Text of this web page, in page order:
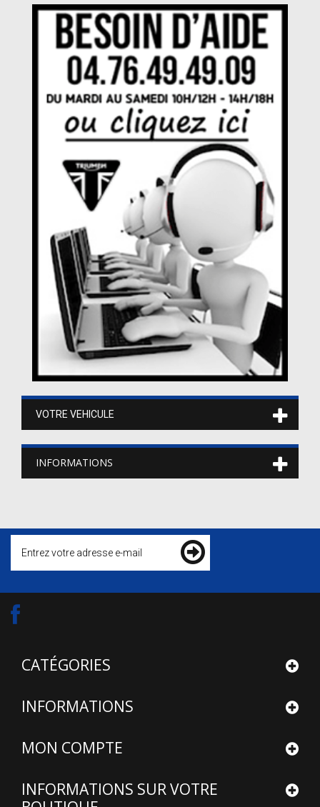
VOTRE VEHICULE
INFORMATIONS
CATÉGORIES
INFORMATIONS
MON COMPTE
INFORMATIONS SUR VOTRE